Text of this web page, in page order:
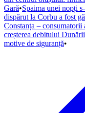
Gară•Spaima unei nopți
dispărut la Corbu a fost
Constanța – consumatorii
creșterea debitului
motive de siguranță•